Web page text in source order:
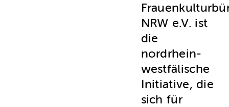
NRW e.V. ist
die
nordrhein-
westfälische
Initiative, die
sich für